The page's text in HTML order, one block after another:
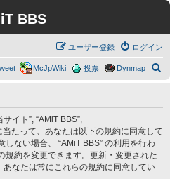
BBS
ログイン
ユーザー登録
Dynmap
投票
McJpWiki
サイト”, “AMiT BBS”,
たって、あなたは以下の規約に同意して
ない場合、 “AMiT BBS” の利用を行わ
規約を変更できます。更新・変更された
あなたは常にこれらの規約に同意してい